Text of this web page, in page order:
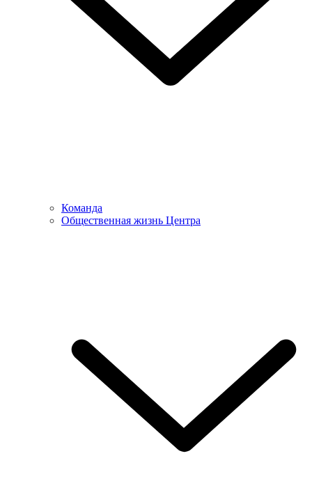
Команда
Общественная жизнь Центра